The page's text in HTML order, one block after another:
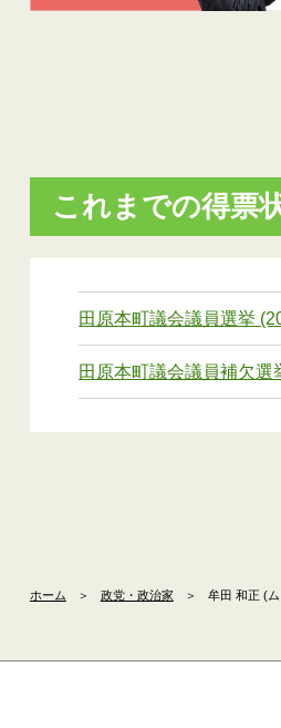
これまでの得票
田原本町議会議員選挙
田原本町議会議員補欠選
ホーム ＞ 政党・政治家 ＞ 牟田 和正 (